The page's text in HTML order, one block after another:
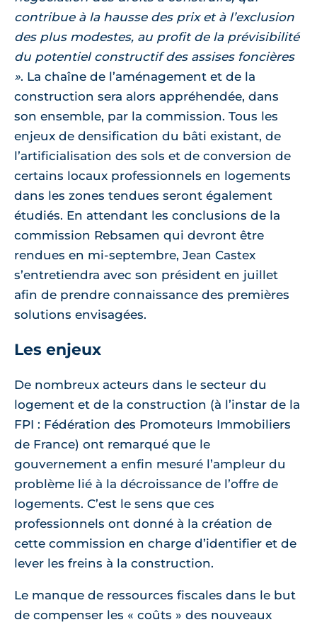
contribue à la hausse des prix et à l’exclusion
des plus modestes, au profit de la prévisibilité
du potentiel constructif des assises foncières
». La chaîne de l’aménagement et de la
construction sera alors appréhendée, dans
son ensemble, par la commission. Tous les
enjeux de densification du bâti existant, de
l’artificialisation des sols et de conversion de
certains locaux professionnels en logements
dans les zones tendues seront également
étudiés. En attendant les conclusions de la
commission Rebsamen qui devront être
rendues en mi-septembre, Jean Castex
s’entretiendra avec son président en juillet
afin de prendre connaissance des premières
solutions envisagées.
Les enjeux
De nombreux acteurs dans le secteur du
logement et de la construction (à l’instar de la
FPI : Fédération des Promoteurs Immobiliers
de France) ont remarqué que le
gouvernement a enfin mesuré l’ampleur du
problème lié à la décroissance de l’offre de
logements. C’est le sens que ces
professionnels ont donné à la création de
cette commission en charge d’identifier et de
lever les freins à la construction.
Le manque de ressources fiscales dans le but
de compenser les « coûts » des nouveaux